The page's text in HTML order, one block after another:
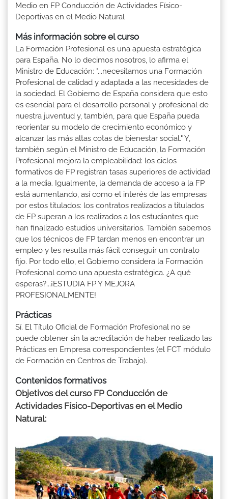
Medio en FP Conducción de Actividades Físico-
Deportivas en el Medio Natural
Más información sobre el curso
La Formación Profesional es una apuesta estratégica
para España. No lo decimos nosotros, lo afirma el
Ministro de Educación: "...necesitamos una Formación
Profesional de calidad y adaptada a las necesidades de
la sociedad. El Gobierno de España considera que esto
es esencial para el desarrollo personal y profesional de
nuestra juventud y, también, para que España pueda
reorientar su modelo de crecimiento económico y
alcanzar las más altas cotas de bienestar social." Y,
también según el Ministro de Educación, la Formación
Profesional mejora la empleabilidad: los ciclos
formativos de FP registran tasas superiores de actividad
a la media. Igualmente, la demanda de acceso a la FP
está aumentando, así como el interés de las empresas
por estos titulados: los contratos realizados a titulados
de FP superan a los realizados a los estudiantes que
han finalizado estudios universitarios. También sabemos
que los técnicos de FP tardan menos en encontrar un
empleo y les resulta más fácil conseguir un contrato
fijo. Por todo ello, el Gobierno considera la Formación
Profesional como una apuesta estratégica. ¿A qué
esperas?...¡ESTUDIA FP Y MEJORA
PROFESIONALMENTE!
Prácticas
Sí. El Título Oficial de Formación Profesional no se
puede obtener sin la acreditación de haber realizado las
Prácticas en Empresa correspondientes (el FCT módulo
de Formación en Centros de Trabajo).
Contenidos formativos
Objetivos del curso FP Conducción de
Actividades Físico-Deportivas en el Medio
Natural: